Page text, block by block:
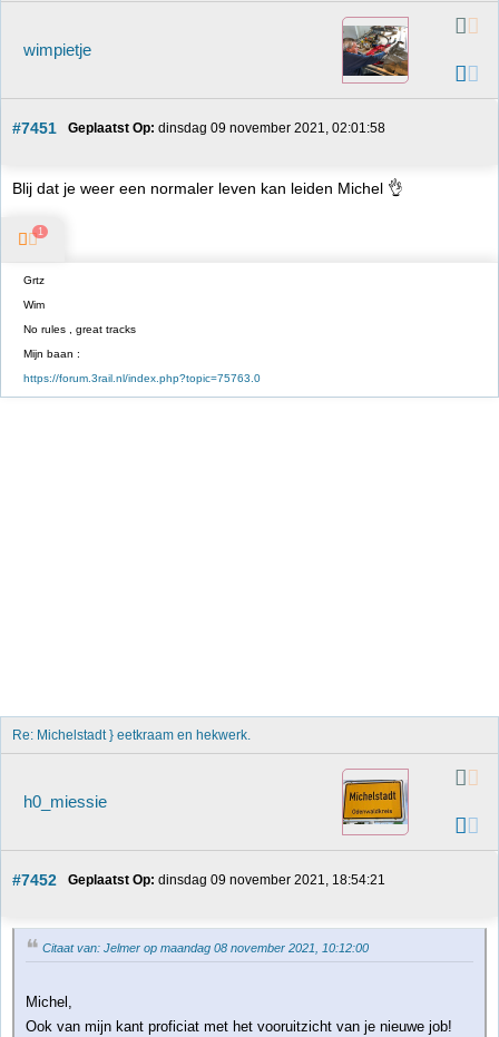
wimpietje
#7451 Geplaatst Op: dinsdag 09 november 2021, 02:01:58
Blij dat je weer een normaler leven kan leiden Michel 👌
1
Grtz
Wim
No rules , great tracks
Mijn baan :
https://forum.3rail.nl/index.php?topic=75763.0
Re: Michelstadt } eetkraam en hekwerk.
h0_miessie
#7452 Geplaatst Op: dinsdag 09 november 2021, 18:54:21
Citaat van: Jelmer op maandag 08 november 2021, 10:12:00
Michel,
Ook van mijn kant proficiat met het vooruitzicht van je nieuwe job!